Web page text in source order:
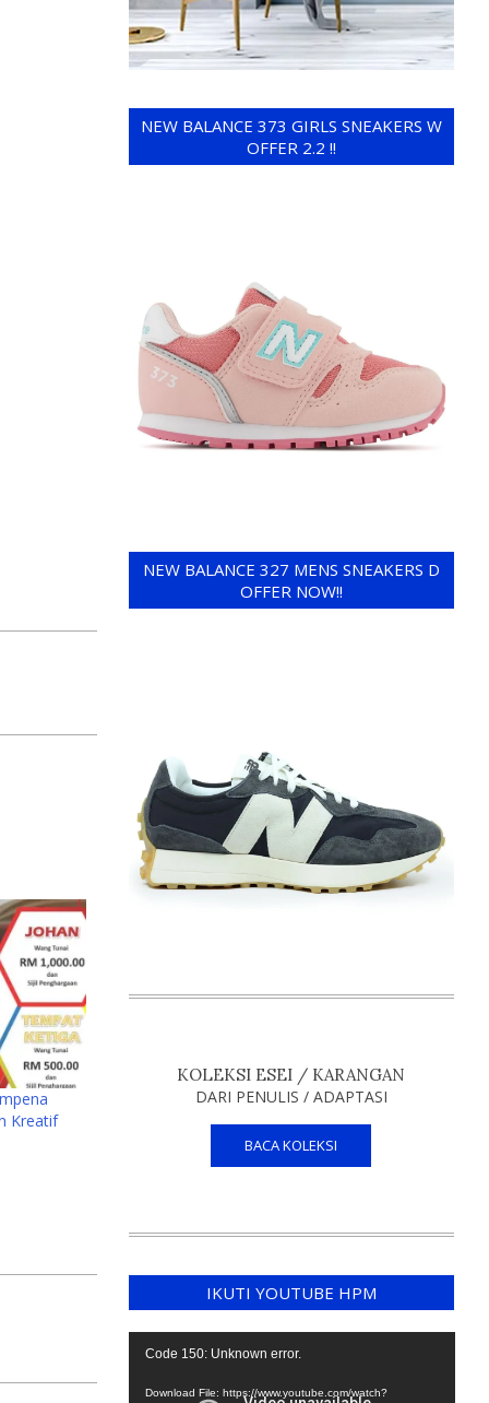
Kreatif
NEW BALANCE 373 GIRLS SNEAKERS W
OFFER 2.2 !!
NEW BALANCE 327 MENS SNEAKERS D
OFFER NOW!!
KOLEKSI ESEI / KARANGAN
DARI PENULIS / ADAPTASI
BACA KOLEKSI
IKUTI YOUTUBE HPM
Video
Code 150: Unknown error.
Download File: https://www.youtube.com/watch?